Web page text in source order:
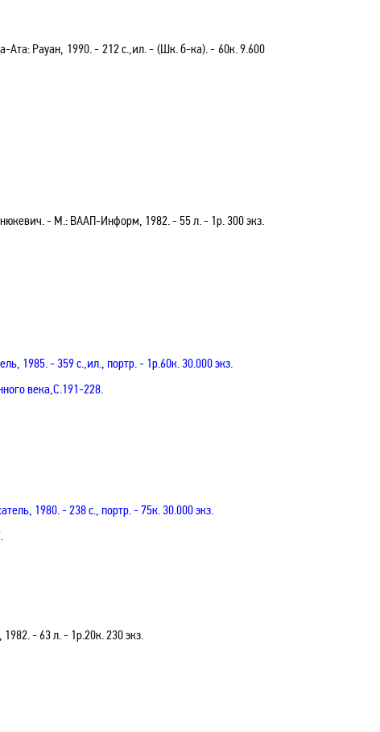
Ата: Рауан, 1990. - 212 с.,ил. - (Шк. б-ка). - 60к. 9.600
- М.: ВААП-Информ, 1982. - 55 л. - 1р. 300 экз.
1985. - 359 с.,ил., портр. - 1р.60к. 30.000 экз.
века,С.191-228.
1980. - 238 с., портр. - 75к. 30.000 экз.
1982. -63 л. - 1р.20к.230 экз.